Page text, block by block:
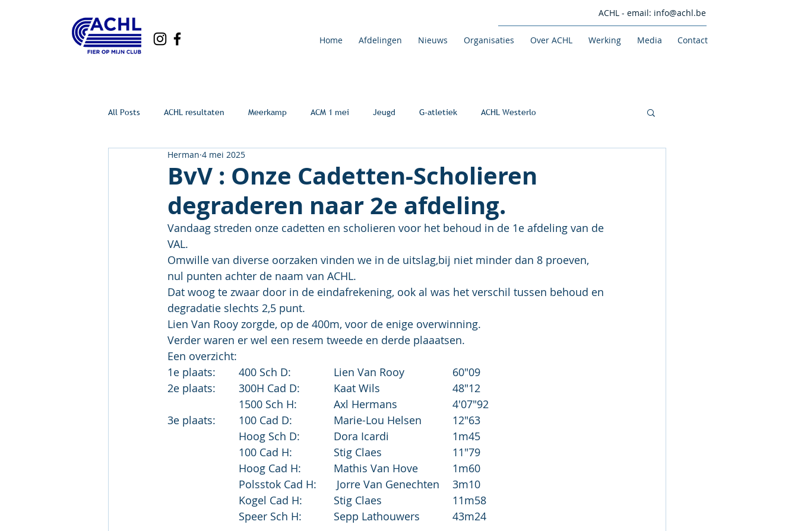
ACHL - email: info@achl.be
Home Afdelingen Nieuws Organisaties Over ACHL Werking Media Contact
All Posts ACHL resultaten Meerkamp ACM 1 mei Jeugd G-atletiek ACHL Westerlo
BvV : Onze Cadetten-Scholieren
degraderen naar 2e afdeling.
Herman 4 mei 2025
Vandaag streden onze cadetten en scholieren voor het behoud in de 1e afdeling van de
VAL.
Omwille van diverse oorzaken vinden we in de uitslag,bij niet minder dan 8 proeven,
nul punten achter de naam van ACHL.
Dat woog te zwaar door in de eindafrekening, ook al was het verschil tussen behoud en
degradatie slechts 2,5 punt.
Lien Van Rooy zorgde, op de 400m, voor de enige overwinning.
Verder waren er wel een resem tweede en derde plaaatsen.
Een overzicht:
1e plaats:	400 Sch D:		Lien Van Rooy		60"09
2e plaats:	300H Cad D:		Kaat Wils			48"12
			1500 Sch H:		Axl Hermans			4'07"92
3e plaats:	100 Cad D:		Marie-Lou Helsen		12"63
			Hoog Sch D:		Dora Icardi			1m45
			100 Cad H:		Stig Claes			11"79
			Hoog Cad H:		Mathis Van Hove		1m60
			Polsstok Cad H:	 Jorre Van Genechten	3m10
			Kogel Cad H:		Stig Claes			11m58
			Speer Sch H:		Sepp Lathouwers		43m24